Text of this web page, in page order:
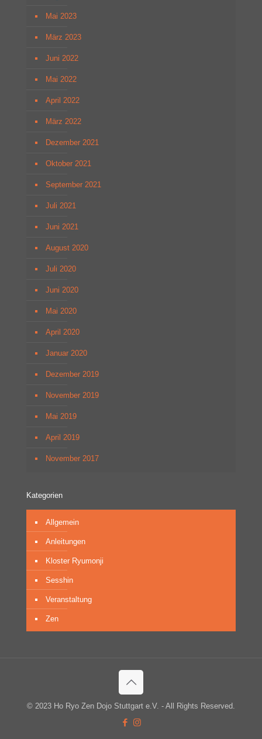
Mai 2023
März 2023
Juni 2022
Mai 2022
April 2022
März 2022
Dezember 2021
Oktober 2021
September 2021
Juli 2021
Juni 2021
August 2020
Juli 2020
Juni 2020
Mai 2020
April 2020
Januar 2020
Dezember 2019
November 2019
Mai 2019
April 2019
November 2017
Kategorien
Allgemein
Anleitungen
Kloster Ryumonji
Sesshin
Veranstaltung
Zen
© 2023 Ho Ryo Zen Dojo Stuttgart e.V. - All Rights Reserved.